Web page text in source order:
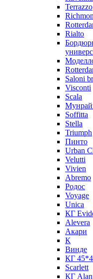
Terrazzo
Rialto
Saloni
Visconti
Scala
Soffitta
Stella
Triumph
Пинто
Urban
Velutti
Vivien
Abremo
Родос
Voyage
Unica
КГ
Alevera
Акари
К
Винде
КГ
Scarlett
КГ